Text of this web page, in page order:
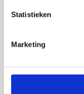
Statistieken
Marketing